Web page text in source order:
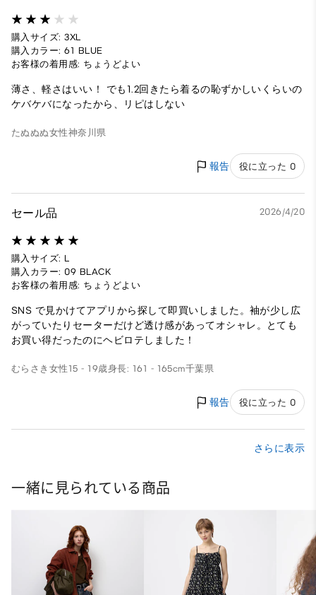
購入サイズ: 3XL
購入カラー: 61 BLUE
お客様の着用感: ちょうどよい
薄さ、軽さはいい！ でも1.2回きたら着るの恥ずかしいくらいの
ケバケバになったから、リピはしない
たぬぬぬ女性神奈川県
報告 役に立った 0
セール品 2026/4/20
購入サイズ: L
購入カラー: 09 BLACK
お客様の着用感: ちょうどよい
SNS で見かけてアプリから探して即買いしました。袖が少し広
がっていたりセーターだけど透け感があってオシャレ。とても
お買い得だったのにヘビロテしました！
むらさき 女性 15 - 19歳身長: 161 - 165cm千葉県
報告 役に立った 0
さらに表示
一緒に見られている商品